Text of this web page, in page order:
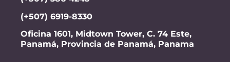
(+507) 6919-8330
Oficina 1601, Midtown Tower, C. 74 Este,
Panamá, Provincia de Panamá, Panama